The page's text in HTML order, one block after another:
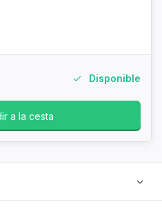
Disponible
a la cesta